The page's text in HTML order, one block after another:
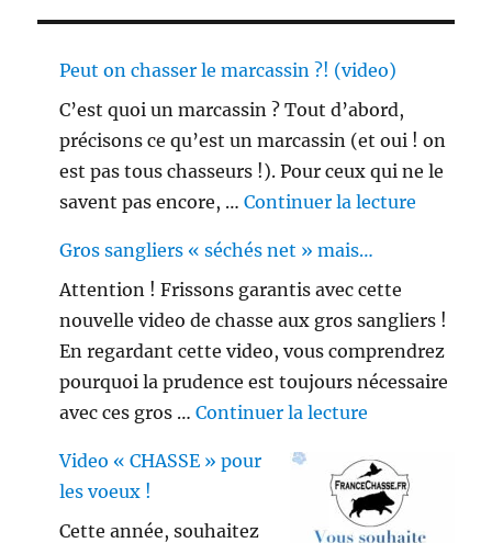
Peut on chasser le marcassin ?! (video)
C’est quoi un marcassin ? Tout d’abord,
précisons ce qu’est un marcassin (et oui ! on
est pas tous chasseurs !). Pour ceux qui ne le
savent pas encore, …Continuer la lecture
Gros sangliers « séchés net » mais…
Attention ! Frissons garantis avec cette
nouvelle video de chasse aux gros sangliers !
En regardant cette video, vous comprendrez
pourquoi la prudence est toujours nécessaire
avec ces gros …Continuer la lecture
Video « CHASSE » pour
les voeux !
Cette année, souhaitez